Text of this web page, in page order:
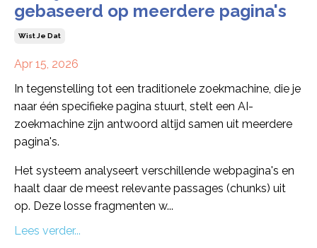
gebaseerd op meerdere pagina's
Wist Je Dat
Apr 15, 2026
In tegenstelling tot een traditionele zoekmachine, die je
naar één specifieke pagina stuurt, stelt een AI-
zoekmachine zijn antwoord altijd samen uit meerdere
pagina's.
Het systeem analyseert verschillende webpagina's en
haalt daar de meest relevante passages (chunks) uit
op. Deze losse fragmenten w...
Lees verder...